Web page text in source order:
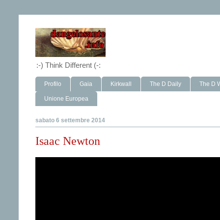
:-) Think Different (-:
Profilo Gaia Kirkwall The D Daily The D
Unione Europea
sabato 6 settembre 2014
Isaac Newton